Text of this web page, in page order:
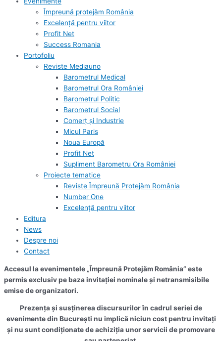
Împreună protejăm România
Excelență pentru viitor
Profit Net
Success Romania
Portofoliu
Reviste Mediauno
Barometrul Medical
Barometrul Ora României
Barometrul Politic
Barometrul Social
Comerț și Industrie
Micul Paris
Noua Europă
Profit Net
Supliment Barometru Ora României
Proiecte tematice
Reviste Împreună Protejăm România
Number One
Excelență pentru viitor
Editura
News
Despre noi
Contact
Accesul la evenimentele „Împreună Protejăm România” este
permis exclusiv pe baza invitației nominale și netransmisibile
emise de organizatori.
Prezența și susținerea discursurilor în cadrul seriei de
evenimente din București nu implică niciun cost pentru invitați
și nu sunt condiționate de achiziția unor servicii de promovare